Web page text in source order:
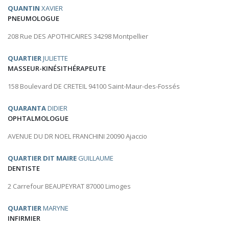
QUANTIN XAVIER
PNEUMOLOGUE
208 Rue DES APOTHICAIRES 34298 Montpellier
QUARTIERJULIETTE
MASSEUR-KINÉSITHÉRAPEUTE
158 Boulevard DE CRETEIL 94100 Saint-Maur-des-Fossés
QUARANTADIDIER
OPHTALMOLOGUE
AVENUE DU DR NOEL FRANCHINI 20090 Ajaccio
QUARTIER DIT MAIRE GUILLAUME
DENTISTE
2 Carrefour BEAUPEYRAT 87000 Limoges
QUARTIERMARYNE
INFIRMIER